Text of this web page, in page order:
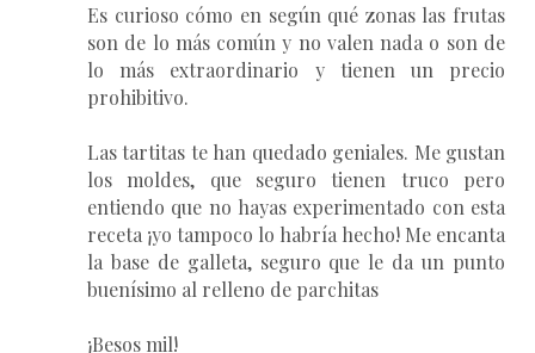
Es curioso cómo en según qué zonas las frutas
son de lo más común y no valen nada o son de
lo más extraordinario y tienen un precio
prohibitivo.
Las tartitas te han quedado geniales. Me gustan
los moldes, que seguro tienen truco pero
entiendo que no hayas experimentado con esta
receta ¡yo tampoco lo habría hecho! Me encanta
la base de galleta, seguro que le da un punto
buenísimo al relleno de parchitas
¡Besos mil!